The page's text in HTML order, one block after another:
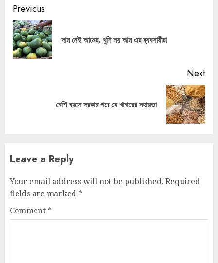
Continue
Reading
Previous
দাম নেই আমের, খুশি নয় আম এর ব্যবসায়ীরা
Next
বেশি বয়সে দরকার পরে যে খাবারের সহায়তা
Leave a Reply
Your email address will not be published. Required
fields are marked *
Comment *